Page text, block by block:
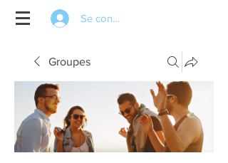
Se connecter
Groupes